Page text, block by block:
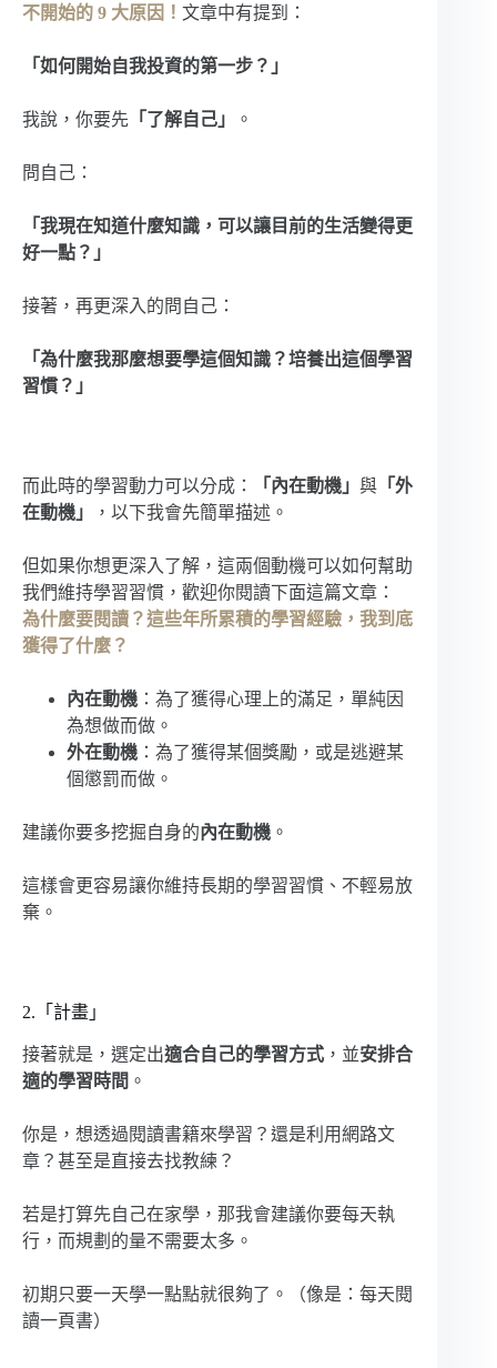
不開始的 9 大原因！ 文章中有提到：
「如何開始自我投資的第一步？」
我說，你要先 「了解自己」 。
問自己：
「我現在知道什麼知識，可以讓目前的生活變得更
好一點？」
接著，再更深入的問自己：
「為什麼我那麼想要學這個知識？培養出這個學習
習慣？」
而此時的學習動力可以分成： 「內在動機」 與 「外
在動機」
，以下我會先簡單描述。
但如果你想更深入了解，這兩個動機可以如何幫助
我們維持學習習慣，歡迎你閱讀下面這篇文章：
為什麼要閱讀？這些年所累積的學習經驗，我到底
獲得了什麼？
內在動機 ：為了獲得心理上的滿足，單純因
為想做而做。
外在動機 ：為了獲得某個獎勵，或是逃避某
個懲罰而做。
建議你要多挖掘自身的內在動機 。
這樣會更容易讓你維持長期的學習習慣、不輕易放
棄。
2.「計畫」
接著就是，選定出適合自己的學習方式 ，並安排合
適的學習時間 。
你是，想透過閱讀書籍來學習？還是利用網路文
章？甚至是直接去找教練？
若是打算先自己在家學，那我會建議你要每天執
行，而規劃的量不需要太多。
初期只要一天學一點點就很夠了。（像是：每天閱
讀一頁書）